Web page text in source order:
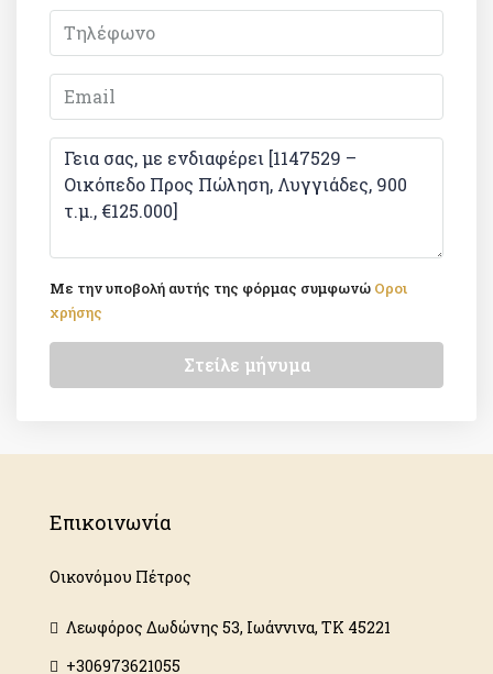
Με την υποβολή αυτής της φόρμας συμφωνώ Οροι
χρήσης
Στείλε μήνυμα
Επικοινωνία
Οικονόμου Πέτρος
Λεωφόρος Δωδώνης 53, Ιωάννινα, ΤΚ 45221
+306973621055